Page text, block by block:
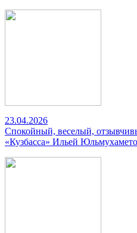
23.04.2026
Спокойный, веселый,
«Кузбасса» Ильей